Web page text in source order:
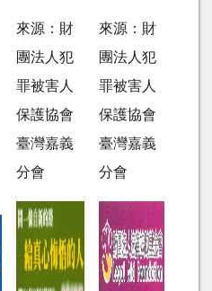
來源：財
團法人犯
罪被害人
保護協會
臺灣嘉義
分會
來源：財
團法人犯
罪被害人
保護協會
臺灣嘉義
分會